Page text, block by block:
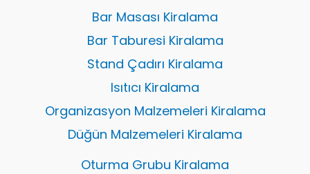
Bar Masası Kiralama
Bar Taburesi Kiralama
Stand Çadırı Kiralama
Isıtıcı Kiralama
Organizasyon Malzemeleri Kiralama
Düğün Malzemeleri Kiralama
Oturma Grubu Kiralama